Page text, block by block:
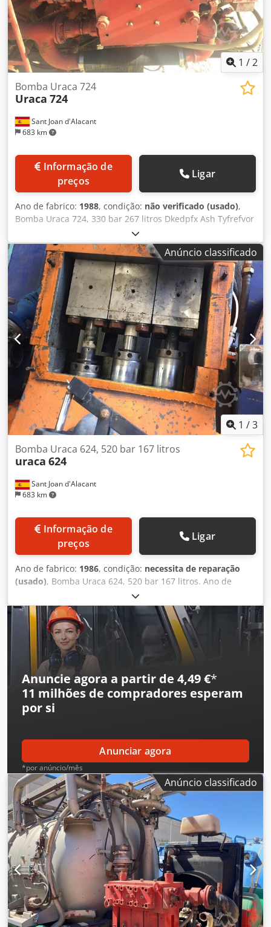
1 /2
Sant Joan d'Alacant
683 km
Bomba Uraca 724
Uraca 724
preços
Ligar
Ano de fabrico: 1988, condição: não verificado (usado),
Bomba Uraca 724, 330 bar 267 litros Dkedpfx Ash Tyfrefvor
Anúncio classificado
1 /3
Sant Joan d'Alacant
683 km
Bomba Uraca 624, 520 bar 167 litros
uraca 624
preços
Ligar
Ano de fabrico: 1986, condição: necessita de reparação
(usado), Bomba Uraca 624, 520 bar 167 litros. Ano de
fabrico 1986. Válvulas a serem revisadas. Dedpfxoh Tydxo
Afvokr
Anuncie agora a partir de 4,49 €*
11 milhões de compradores esperam
por si
Anunciar agora
*por anúncio/mês
Anúncio classificado